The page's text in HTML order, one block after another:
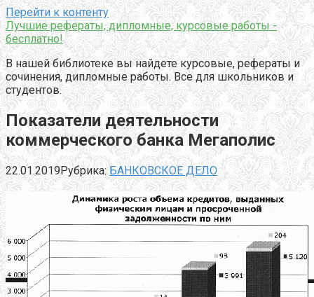
Перейти к контенту
Лучшие рефераты, дипломные, курсовые работы -
бесплатно!
В нашей библиотеке вы найдете курсовые, рефераты и
сочинения, дипломные работы. Все для школьников и
студентов.
Показатели деятельности
коммерческого банка Мегаполис
22.01.2019Рубрика: БАНКОВСКОЕ ДЕЛО